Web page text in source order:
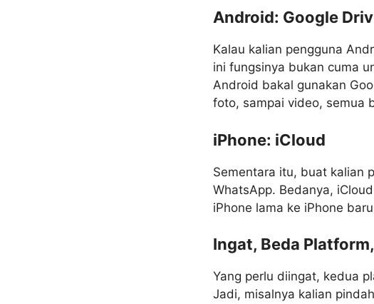
Android: Google
Kalau kalian pengguna
ini fungsinya bukan cuma
Android bakal gunakan
foto, sampai video, semua
iPhone: iCloud
Sementara itu, buat kalian
WhatsApp. Bedanya,
iPhone lama ke iPhone
Ingat, Beda
Yang perlu diingat, kedua
Jadi, misalnya kalian